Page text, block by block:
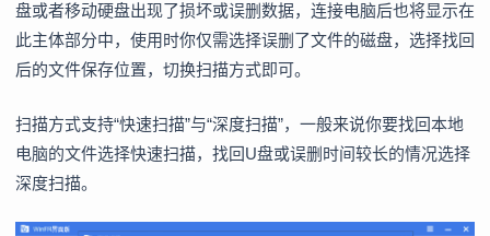
盘或者移动硬盘出现了损坏或误删数据，连接电脑后也将显示在
此主体部分中，使用时你仅需选择误删了文件的磁盘，选择找回
后的文件保存位置，切换扫描方式即可。
扫描方式支持“快速扫描”与“深度扫描”，一般来说你要找回本地
电脑的文件选择快速扫描，找回U盘或误删时间较长的情况选择
深度扫描。